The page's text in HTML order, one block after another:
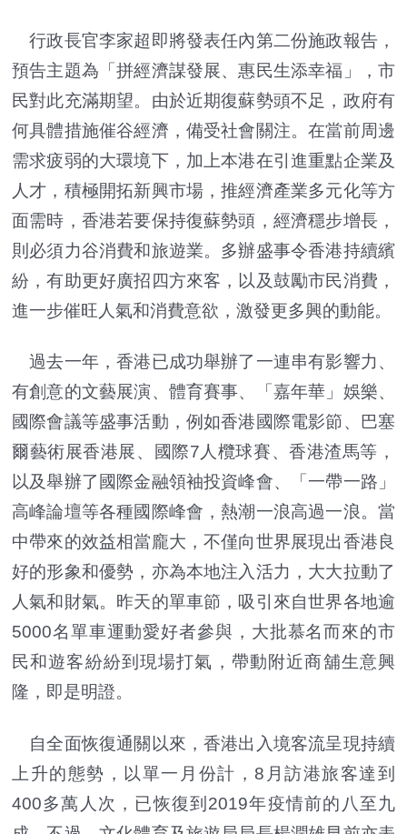
行政長官李家超即將發表任內第二份施政報告，
預告主題為「拼經濟謀發展、惠民生添幸福」，市
民對此充滿期望。由於近期復蘇勢頭不足，政府有
何具體措施催谷經濟，備受社會關注。在當前周邊
需求疲弱的大環境下，加上本港在引進重點企業及
人才，積極開拓新興市場，推經濟產業多元化等方
面需時，香港若要保持復蘇勢頭，經濟穩步增長，
則必須力谷消費和旅遊業。多辦盛事令香港持續繽
紛，有助更好廣招四方來客，以及鼓勵市民消費，
進一步催旺人氣和消費意欲，激發更多興的動能。
過去一年，香港已成功舉辦了一連串有影響力、
有創意的文藝展演、體育賽事、「嘉年華」娛樂、
國際會議等盛事活動，例如香港國際電影節、巴塞
爾藝術展香港展、國際7人欖球賽、香港渣馬等，
以及舉辦了國際金融領袖投資峰會、「一帶一路」
高峰論壇等各種國際峰會，熱潮一浪高過一浪。當
中帶來的效益相當龐大，不僅向世界展現出香港良
好的形象和優勢，亦為本地注入活力，大大拉動了
人氣和財氣。昨天的單車節，吸引來自世界各地逾
5000名單車運動愛好者參與，大批慕名而來的市
民和遊客紛紛到現場打氣，帶動附近商舖生意興
隆，即是明證。
自全面恢復通關以來，香港出入境客流呈現持續
上升的態勢，以單一月份計，8月訪港旅客達到
400多萬人次，已恢復到2019年疫情前的八至九